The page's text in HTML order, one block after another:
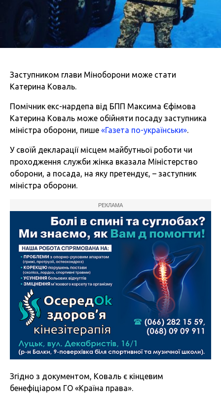
Заступником глави Міноборони може стати
Катерина Коваль.
Помічник екс-нардепа від БПП Максима Єфімова
Катерина Коваль може обійняти посаду заступника
міністра оборони, пише «Газета по-українськи».
У своїй декларації місцем майбутньої роботи чи
проходження служби жінка вказала Міністерство
оборони, а посада, на яку претендує, – заступник
міністра оборони.
РЕКЛАМА
Згідно з документом, Коваль є кінцевим
бенефіціаром ГО «Країна права».